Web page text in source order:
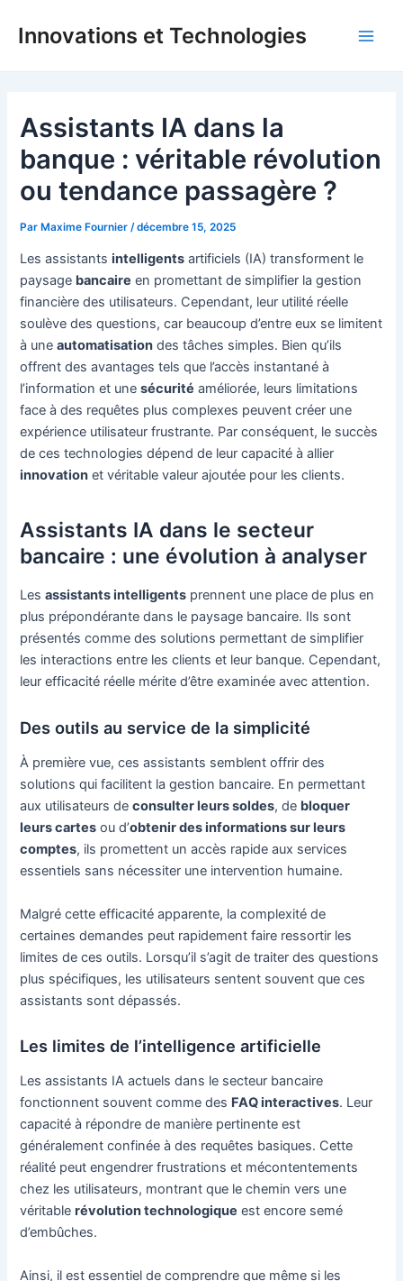
Innovations et Technologies
Assistants IA dans la
banque : véritable révolution
ou tendance passagère ?
ParMaxime Fournier /décembre 15, 2025
Les assistantsintelligents artificiels (IA) transforment le
paysage bancaire en promettant de simplifier la gestion
financière des utilisateurs. Cependant, leur utilité réelle
soulève des questions, car beaucoup d’entre eux se limitent
à uneautomatisation des tâches simples. Bien qu’ils
offrent des avantages tels que l’accès instantané à
l’information et unesécurité améliorée, leurs limitations
face à des requêtes plus complexes peuvent créer une
expérience utilisateur frustrante. Par conséquent, le succès
de ces technologies dépend de leur capacité à allier
innovation et véritable valeur ajoutée pour les clients.
Assistants IA dans le secteur
bancaire : une évolution à analyser
Lesassistants intelligents prennent une place de plus en
plus prépondérante dans le paysage bancaire. Ils sont
présentés comme des solutions permettant de simplifier
les interactions entre les clients et leur banque. Cependant,
leur efficacité réelle mérite d’être examinée avec attention.
Des outils au service de la simplicité
À première vue, ces assistants semblent offrir des
solutions qui facilitent la gestion bancaire. En permettant
aux utilisateurs deconsulter leurs soldes, de bloquer
leurs cartes ou d’obtenir des informations sur leurs
comptes, ils promettent un accès rapide aux services
essentiels sans nécessiter une intervention humaine.
Malgré cette efficacité apparente, la complexité de
certaines demandes peut rapidement faire ressortir les
limites de ces outils. Lorsqu’il s’agit de traiter des questions
plus spécifiques, les utilisateurs sentent souvent que ces
assistants sont dépassés.
Les limites de l’intelligence artificielle
Les assistants IA actuels dans le secteur bancaire
fonctionnent souvent comme des FAQ interactives. Leur
capacité à répondre de manière pertinente est
généralement confinée à des requêtes basiques. Cette
réalité peut engendrer frustrations et mécontentements
chez les utilisateurs, montrant que le chemin vers une
véritablerévolution technologique est encore semé
d’embûches.
Ainsi, il est essentiel de comprendre que même si les